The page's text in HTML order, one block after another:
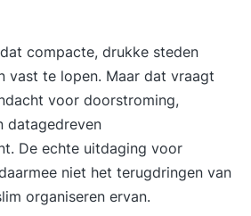
en duurt 2 dagen.
zodat ook het juiste
ontstaat voor al die
De training vindt
externe locatie. Bij een
wordt deze locatie in overleg
inschrijvingstraining is in
compacte, drukke steden
vast te lopen. Maar dat vraagt
voor doorstroming,
datagedreven
De echte uitdaging voor
niet het terugdringen van
organiseren ervan.